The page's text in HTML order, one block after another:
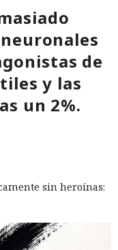
de
y las
un 2%.
sin heroínas: